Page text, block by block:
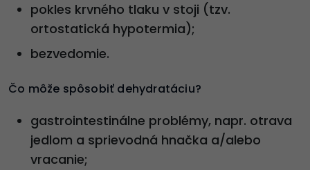
pokles krvného tlaku v stoji (tzv.
ortostatická hypotermia);
bezvedomie.
Čo môže spôsobiť dehydratáciu?
gastrointestinálne problémy, napr. otrava
jedlom a sprievodná hnačka a/alebo
vracanie;